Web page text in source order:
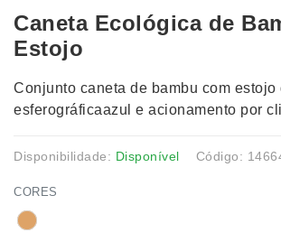
Caneta Ecológica de
Estojo
Conjunto caneta de bambu com estojo
esferográficaazul e acionamento por
Disponibilidade: Disponível Código:
CORES